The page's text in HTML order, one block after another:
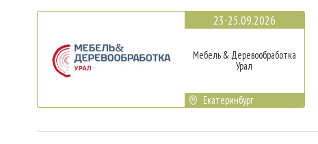
23-25.09.2026
Мебель & Деревообработка
Урал
Екатеринбург